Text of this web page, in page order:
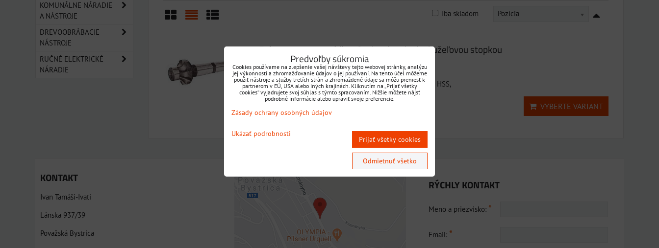
Pozícia
Iba skladom
Fréza 2227 tvarová štvrťkruhová vydutá s kužeľovou stopkou
Morse so závitom (HSS)
STN 222227, kužeľová stopka Morse so závitom, materiál: HSS,
*/Mk=Morse_kužeľ
VYBERTE VARIANT
KOMUNÁLNE NÁRADIE
A NÁSTROJE
DREVOOBRÁBACIE
NÁSTROJE
RUČNÉ ELEKTRICKÉ
NÁRADIE
KONTAKT
Ivan Tamáši-Ivati
Lánska 937/39
Považská Bystrica
Externý obsah je blokovaný Voľbami
súkromia
Prajete si načítať externý obsah?
Povoliť tentokrát
RÝCHLY KONTAKT
Meno a priezvisko: *
Email: *
Predvoľby súkromia
Cookies používame na zlepšenie vašej návštevy tejto webovej stránky, analýzu
jej výkonnosti a zhromažďovanie údajov o jej používaní. Na tento účel môžeme
použiť nástroje a služby tretích strán a zhromaždené údaje sa môžu preniesť k
partnerom v EÚ, USA alebo iných krajinách. Kliknutím na „Prijať všetky
cookies“ vyjadrujete svoj súhlas s týmto spracovaním. Nižšie môžete nájsť
podrobné informácie alebo upraviť svoje preferencie.
Zásady ochrany osobných údajov
Ukázať podrobnosti
Prijať všetky cookies
Odmietnuť všetko